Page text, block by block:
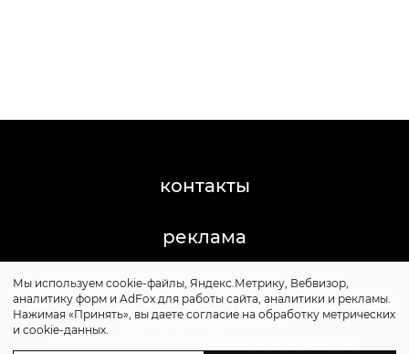
контакты
реклама
©2011-2026 Posta-Magazine
Сайт может содержать контент, не предназначенный
для лиц младше 16 лет.
Политика обработки персональных данных
Мы используем cookie-файлы, Яндекс.Метрику, Вебвизор,
аналитику форм и AdFox для работы сайта, аналитики и рекламы.
Нажимая «Принять», вы даете согласие на обработку метрических
и cookie-данных.